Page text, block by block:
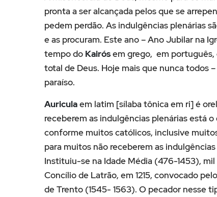
pronta a ser alcançada pelos que se
pedem perdão. As indulgências plenárias
e as procuram. Este ano – Ano Jubilar na
tempo do Kairósem grego, em português,
total de Deus. Hoje mais que nunca todos
paraíso.
Auriculaem latim [sílaba tônica em ri] é
receberem as indulgências plenárias está
conforme muitos católicos, inclusive
para muitos não receberem as
Instituiu-se na Idade Média (476-1453),
Concílio de Latrão, em 1215, convocado
de Trento (1545- 1563). O pecador nesse